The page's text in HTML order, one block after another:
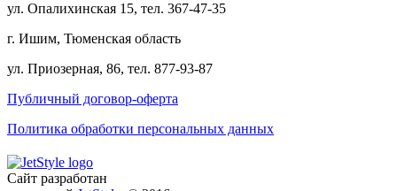
ул. Опалихинская 15, тел. 367-47-35
г. Ишим, Тюменская область
ул. Приозерная, 86, тел. 877-93-87
Публичный договор-оферта
Политика обработки персональных данных
Сайт разработан